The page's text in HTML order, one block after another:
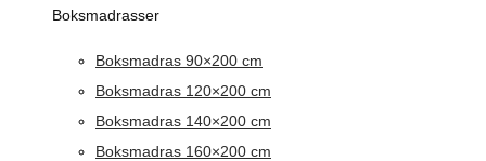
Boksmadrasser
Boksmadras 90×200 cm
Boksmadras 120×200 cm
Boksmadras 140×200 cm
Boksmadras 160×200 cm